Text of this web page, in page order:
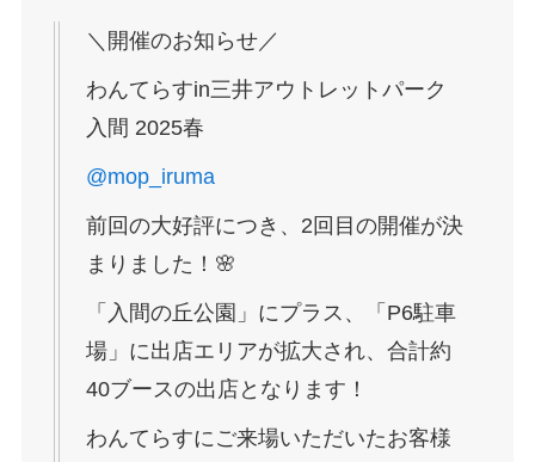
＼開催のお知らせ／
わんてらすin三井アウトレットパーク
入間 2025春
@mop_iruma
前回の大好評につき、2回目の開催が決
まりました！🌸
「入間の丘公園」にプラス、「P6駐車
場」に出店エリアが拡大され、合計約
40ブースの出店となります！
わんてらすにご来場いただいたお客様